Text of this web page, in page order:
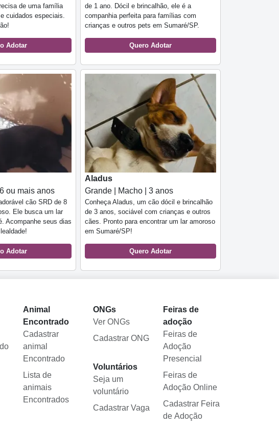
de uma família
cuidados especiais.
Adotar
de 1 ano. Dócil e brincalhão, ele é a
companhia perfeita para famílias com
crianças e outros pets em Sumaré/SP.
Quero Adotar
ou mais anos
cão SRD de 8
Ele busca um lar
Acompanhe seus dias
Adotar
Aladus
Grande | Macho | 3 anos
Conheça Aladus, um cão dócil e brincalhão
de 3 anos, sociável com crianças e outros
cães. Pronto para encontrar um lar amoroso
em Sumaré/SP!
Quero Adotar
Animal
Encontrado
Cadastrar
animal
Encontrado
Lista de
animais
Encontrados
ONGs
Ver ONGs
Cadastrar ONG
Voluntários
Seja um
voluntário
Cadastrar Vaga
Feiras de
adoção
Feiras de
Adoção
Presencial
Feiras de
Adoção Online
Cadastrar Feira
de Adoção